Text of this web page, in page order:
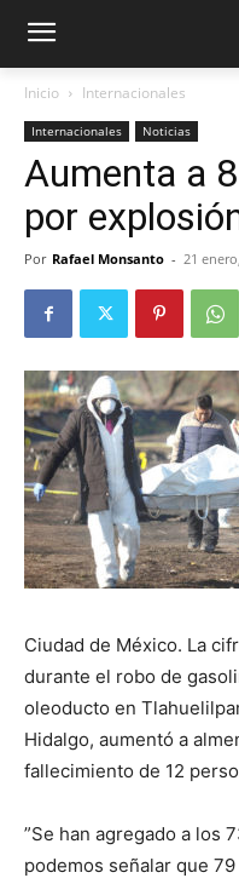
Inicio Internacionales
Internacionales Noticias
Aumenta a
por
Por Rafael Monsanto - 21
Ciudad de México. La
durante el robo de
oleoducto en
Hidalgo, aumentó a
fallecimiento de 12
”Se han agregado a los
podemos señalar que